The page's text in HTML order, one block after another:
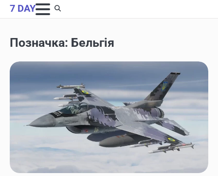
Skip
to
7 DAY
Позначка: Бельгія